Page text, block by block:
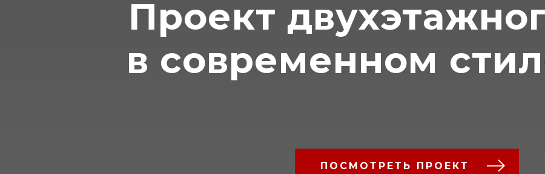
Проект
в современном
ПОСМОТРЕТЬ ПРОЕКТ